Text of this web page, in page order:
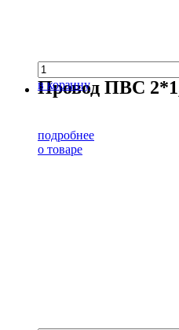
в корзину
Провод ПВС
подробнее
о товаре